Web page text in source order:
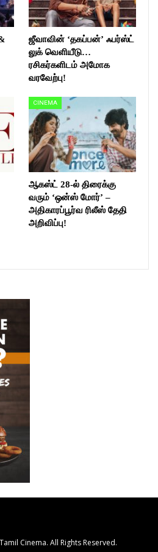
ஜீவாவின் ‘தகப்பன்’ ஃபர்ஸ்ட்
லுக் வெளியீடு…
ரசிகர்களிடம் அமோக
வரவேற்பு!
CINEMA
ஆகஸ்ட் 28-ல் திரைக்கு
வரும் ‘ஒன்ஸ் மோர்’ –
அதிகாரப்பூர்வ ரிலீஸ் தேதி
அறிவிப்பு!
Cinema. All Rights Reserved.